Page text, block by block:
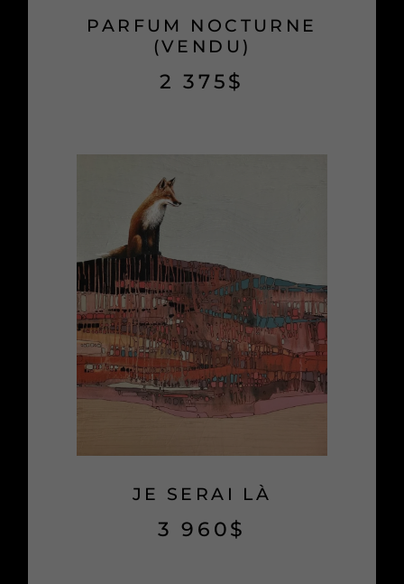
PARFUM NOCTURNE
(VENDU)
2 375$
JE SERAI LÀ
3 960$